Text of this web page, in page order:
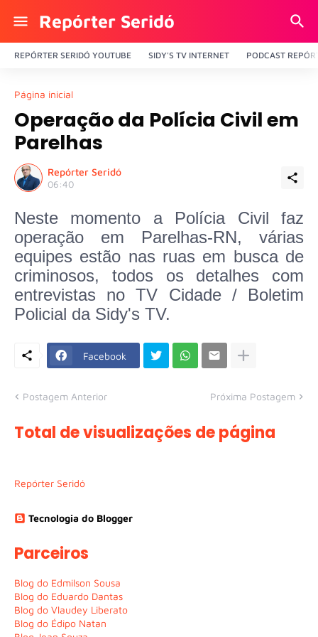
Repórter Seridó
REPÓRTER SERIDÓ YOUTUBE SIDY'S TV INTERNET PODCAST
Página inicial
Operação da Polícia Civil em
Parelhas
Repórter Seridó
06:40
Neste momento a Polícia Civil faz
operação em Parelhas-RN, várias
equipes estão nas ruas em busca de
criminosos, todos os detalhes com
entrevistas no TV Cidade / Boletim
Policial da Sidy's TV.
Facebook
Postagem Anterior Próxima Postagem
Total de visualizações de página
Repórter Seridó
Tecnologia do Blogger
Parceiros
Blog do Edmilson Sousa
Blog do Eduardo Dantas
Blog do Vlaudey Liberato
Blog do Édipo Natan